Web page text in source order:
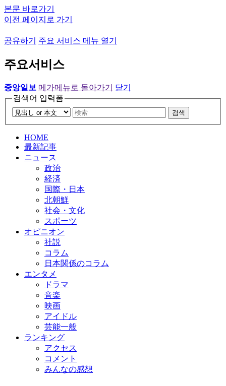
본문 바로가기
이전 페이지로 가기
공유하기 주요 서비스 메뉴 열기
주요서비스
중앙일보 메가메뉴로 돌아가기
닫기
검색어 입력폼
검색
HOME
最新記事
ニュース
政治
経済
国際・日本
北朝鮮
社会・文化
スポーツ
オピニオン
社説
コラム
日本関係のコラム
エンタメ
ドラマ
音楽
映画
アイドル
芸能一般
ランキング
アクセス
コメント
みんなの感想